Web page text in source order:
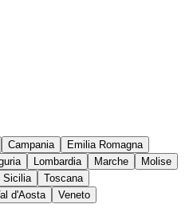
Campania
Emilia Romagna
Lombardia Marche
Molise
Sicilia
Toscana
d'Aosta Veneto